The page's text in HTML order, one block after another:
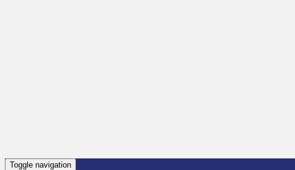
Toggle navigation